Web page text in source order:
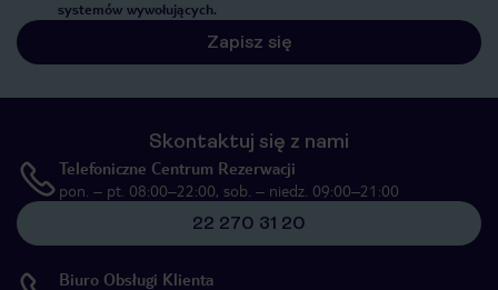
systemów wywołujących.
Zapisz się
Skontaktuj się z nami
Telefoniczne Centrum Rezerwacji
pon. – pt. 08:00–22:00, sob. – niedz. 09:00–21:00
22 270 31 20
Biuro Obsługi Klienta